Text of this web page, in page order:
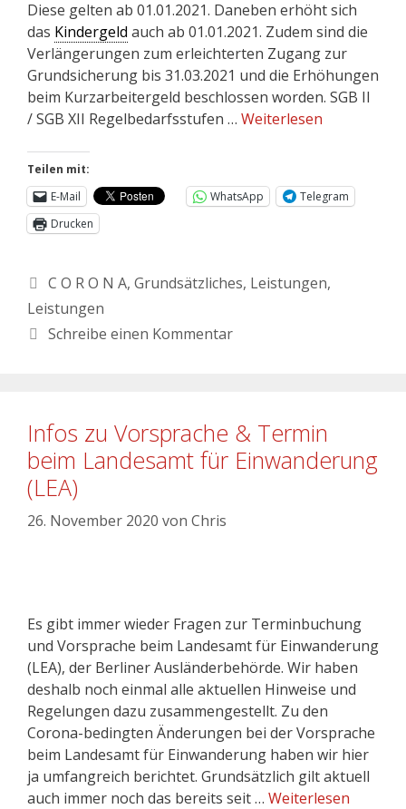
Diese gelten ab 01.01.2021. Daneben erhöht sich
das Kindergeld auch ab 01.01.2021. Zudem sind die
Verlängerungen zum erleichterten Zugang zur
Grundsicherung bis 31.03.2021 und die Erhöhungen
beim Kurzarbeitergeld beschlossen worden. SGB II
/ SGB XII Regelbedarfsstufen … Weiterlesen
Teilen mit:
E-Mail
WhatsApp
Telegram
Drucken
C O R O N A, Grundsätzliches, Leistungen,
Leistungen
Schreibe einen Kommentar
Infos zu Vorsprache & Termin
beim Landesamt für Einwanderung
(LEA)
26. November 2020 von Chris
Es gibt immer wieder Fragen zur Terminbuchung
und Vorsprache beim Landesamt für Einwanderung
(LEA), der Berliner Ausländerbehörde. Wir haben
deshalb noch einmal alle aktuellen Hinweise und
Regelungen dazu zusammengestellt. Zu den
Corona-bedingten Änderungen bei der Vorsprache
beim Landesamt für Einwanderung haben wir hier
ja umfangreich berichtet. Grundsätzlich gilt aktuell
auch immer noch das bereits seit … Weiterlesen